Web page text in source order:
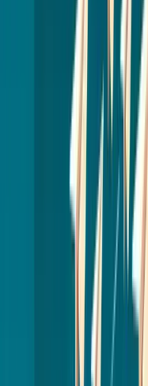
Het verschil tussen
resultaten halen en
stilte? Niet het
van elk bericht. In
wat je moet weten
outreach: van het
personalisatie,
je absoluut moet
Wat is
precies?
inkedIn
professionals